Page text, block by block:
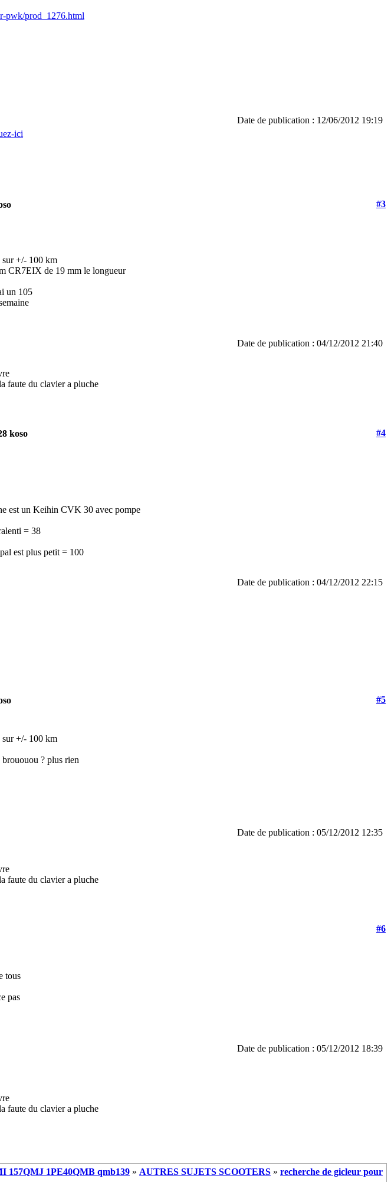
pwk/prod_1276.html
Date de publication : 12/06/2012 19:19
ici
#3
sur +/- 100 km
CR7EIX de 19 mm le longueur
un 105
Date de publication : 04/12/2012 21:40
faute du clavier a pluche
koso
#4
est un Keihin CVK 30 avec pompe
= 38
est plus petit = 100
Date de publication : 04/12/2012 22:15
#5
sur +/- 100 km
? plus rien
Date de publication : 05/12/2012 12:35
faute du clavier a pluche
#6
tous
pas
Date de publication : 05/12/2012 18:39
faute du clavier a pluche
157QMJ 1PE40QMB qmb139 » AUTRES SUJETS SCOOTERS » recherche de gicleur pour